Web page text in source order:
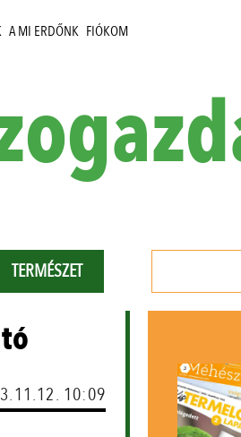
A MI ERDŐNK FIÓKOM
TERMÉSZET
10:09